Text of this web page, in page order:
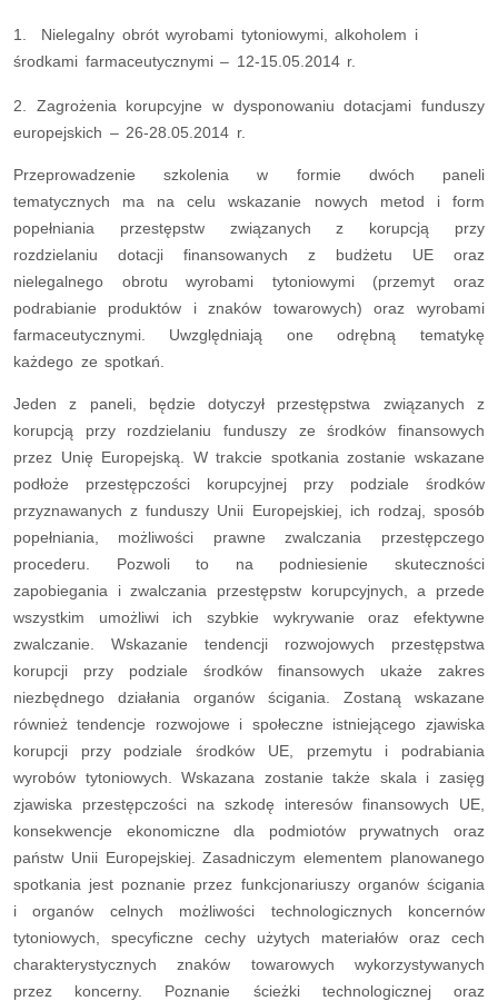
1. Nielegalny obrót wyrobami tytoniowymi, alkoholem i
środkami farmaceutycznymi – 12-15.05.2014 r.
2. Zagrożenia korupcyjne w dysponowaniu dotacjami funduszy
europejskich – 26-28.05.2014 r.
Przeprowadzenie szkolenia w formie dwóch paneli
tematycznych ma na celu wskazanie nowych metod i form
popełniania przestępstw związanych z korupcją przy
rozdzielaniu dotacji finansowanych z budżetu UE oraz
nielegalnego obrotu wyrobami tytoniowymi (przemyt oraz
podrabianie produktów i znaków towarowych) oraz wyrobami
farmaceutycznymi. Uwzględniają one odrębną tematykę
każdego ze spotkań.
Jeden z paneli, będzie dotyczył przestępstwa związanych z
korupcją przy rozdzielaniu funduszy ze środków finansowych
przez Unię Europejską. W trakcie spotkania zostanie wskazane
podłoże przestępczości korupcyjnej przy podziale środków
przyznawanych z funduszy Unii Europejskiej, ich rodzaj, sposób
popełniania, możliwości prawne zwalczania przestępczego
procederu. Pozwoli to na podniesienie skuteczności
zapobiegania i zwalczania przestępstw korupcyjnych, a przede
wszystkim umożliwi ich szybkie wykrywanie oraz efektywne
zwalczanie. Wskazanie tendencji rozwojowych przestępstwa
korupcji przy podziale środków finansowych ukaże zakres
niezbędnego działania organów ścigania. Zostaną wskazane
również tendencje rozwojowe i społeczne istniejącego zjawiska
korupcji przy podziale środków UE, przemytu i podrabiania
wyrobów tytoniowych. Wskazana zostanie także skala i zasięg
zjawiska przestępczości na szkodę interesów finansowych UE,
konsekwencje ekonomiczne dla podmiotów prywatnych oraz
państw Unii Europejskiej. Zasadniczym elementem planowanego
spotkania jest poznanie przez funkcjonariuszy organów ścigania
i organów celnych możliwości technologicznych koncernów
tytoniowych, specyficzne cechy użytych materiałów oraz cech
charakterystycznych znaków towarowych wykorzystywanych
przez koncerny. Poznanie ścieżki technologicznej oraz